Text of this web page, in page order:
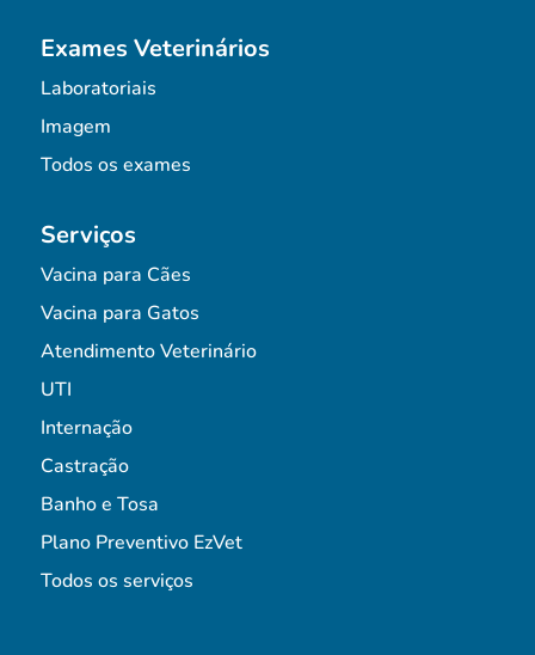
Exames Veterinários
Laboratoriais
Imagem
Todos os exames
Serviços
Vacina para Cães
Vacina para Gatos
Atendimento Veterinário
UTI
Internação
Castração
Banho e Tosa
Plano Preventivo EzVet
Todos os serviços